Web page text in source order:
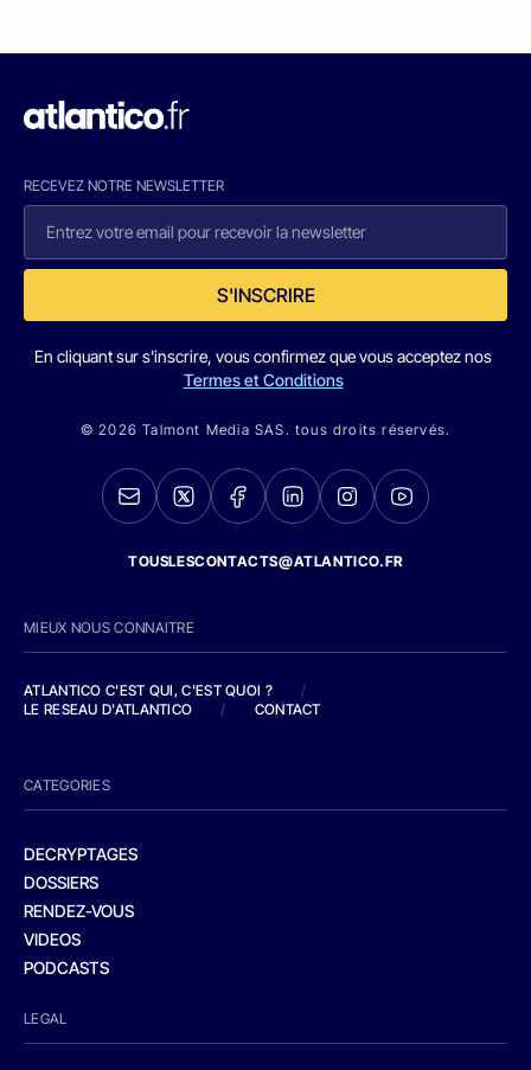
RECEVEZ NOTRE NEWSLETTER
S'INSCRIRE
En cliquant sur s'inscrire, vous confirmez que vous acceptez nos
Termes et Conditions
© 2026 Talmont Media SAS. tous droits réservés.
TOUSLESCONTACTS@ATLANTICO.FR
MIEUX NOUS CONNAITRE
ATLANTICO C'EST QUI, C'EST QUOI ?
/
LE RESEAU D'ATLANTICO
/ CONTACT
CATEGORIES
DECRYPTAGES
DOSSIERS
RENDEZ-VOUS
VIDEOS
PODCASTS
LEGAL